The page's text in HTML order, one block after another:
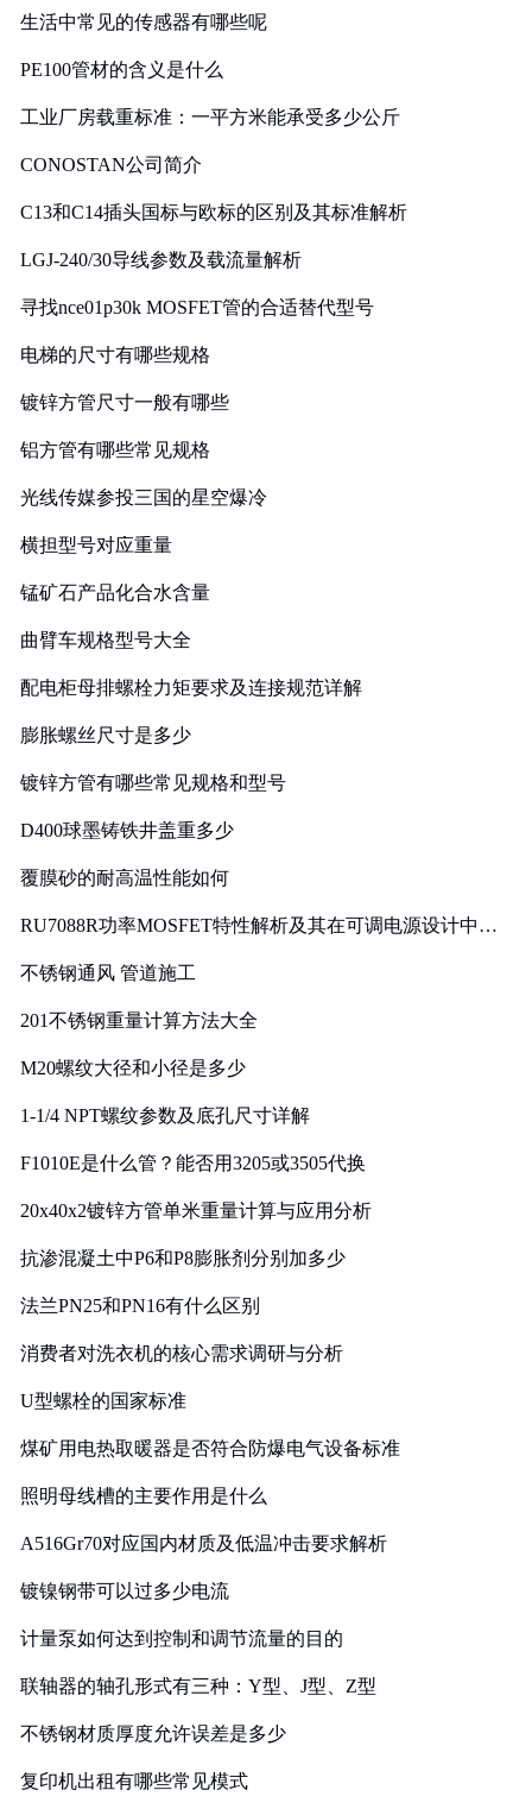
生活中常见的传感器有哪些呢
PE100管材的含义是什么
工业厂房载重标准：一平方米能承受多少公斤
CONOSTAN公司简介
C13和C14插头国标与欧标的区别及其标准解析
LGJ-240/30导线参数及载流量解析
寻找nce01p30k MOSFET管的合适替代型号
电梯的尺寸有哪些规格
镀锌方管尺寸一般有哪些
铝方管有哪些常见规格
光线传媒参投三国的星空爆冷
横担型号对应重量
锰矿石产品化合水含量
曲臂车规格型号大全
配电柜母排螺栓力矩要求及连接规范详解
膨胀螺丝尺寸是多少
镀锌方管有哪些常见规格和型号
D400球墨铸铁井盖重多少
覆膜砂的耐高温性能如何
RU7088R功率MOSFET特性解析及其在可调电源设计中的
不锈钢通风 管道施工
201不锈钢重量计算方法大全
M20螺纹大径和小径是多少
1-1/4 NPT螺纹参数及底孔尺寸详解
F1010E是什么管？能否用3205或3505代换
20x40x2镀锌方管单米重量计算与应用分析
抗渗混凝土中P6和P8膨胀剂分别加多少
法兰PN25和PN16有什么区别
消费者对洗衣机的核心需求调研与分析
U型螺栓的国家标准
煤矿用电热取暖器是否符合防爆电气设备标准
照明母线槽的主要作用是什么
A516Gr70对应国内材质及低温冲击要求解析
镀镍钢带可以过多少电流
计量泵如何达到控制和调节流量的目的
联轴器的轴孔形式有三种：Y型、J型、Z型
不锈钢材质厚度允许误差是多少
复印机出租有哪些常见模式